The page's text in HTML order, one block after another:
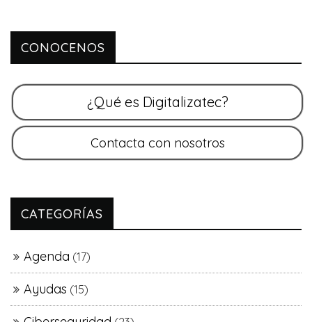
CONOCENOS
CATEGORÍAS
Agenda (17)
Ayudas (15)